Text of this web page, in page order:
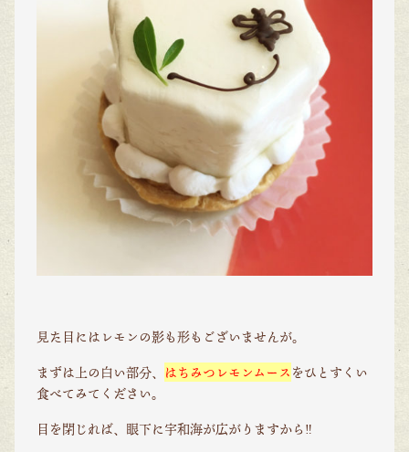
見た目にはレモンの影も形もございませんが。
まずは上の白い部分、 はちみつレモンムースをひとすくい
食べてみてください。
目を閉じれば、眼下に宇和海が広がりますから‼